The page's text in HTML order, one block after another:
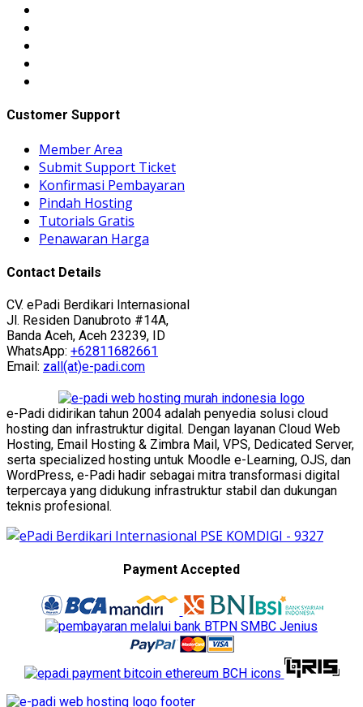
Customer Support
Member Area
Submit Support Ticket
Konfirmasi Pembayaran
Pindah Hosting
Tutorials Gratis
Penawaran Harga
Contact Details
CV. ePadi Berdikari Internasional
Jl. Residen Danubroto #14A,
Banda Aceh, Aceh 23239, ID
WhatsApp: +62811682661
Email: zall(at)e-padi.com
e-Padi didirikan tahun 2004 adalah penyedia solusi cloud
hosting dan infrastruktur digital. Dengan layanan Cloud Web
Hosting, Email Hosting & Zimbra Mail, VPS, Dedicated Server,
serta specialized hosting untuk Moodle e-Learning, OJS, dan
WordPress, e-Padi hadir sebagai mitra transformasi digital
terpercaya yang didukung infrastruktur stabil dan dukungan
teknis profesional.
Payment Accepted